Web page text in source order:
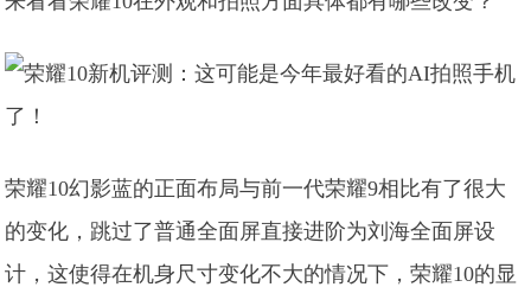
荣耀10幻影蓝的正面布局与前一代荣耀9相比有了很大
的变化，跳过了普通全面屏直接进阶为刘海全面屏设
计，这使得在机身尺寸变化不大的情况下，荣耀10的显